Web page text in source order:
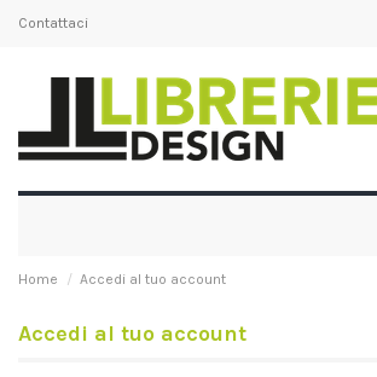
Contattaci
Home Accedi al tuo account
Accedi al tuo account